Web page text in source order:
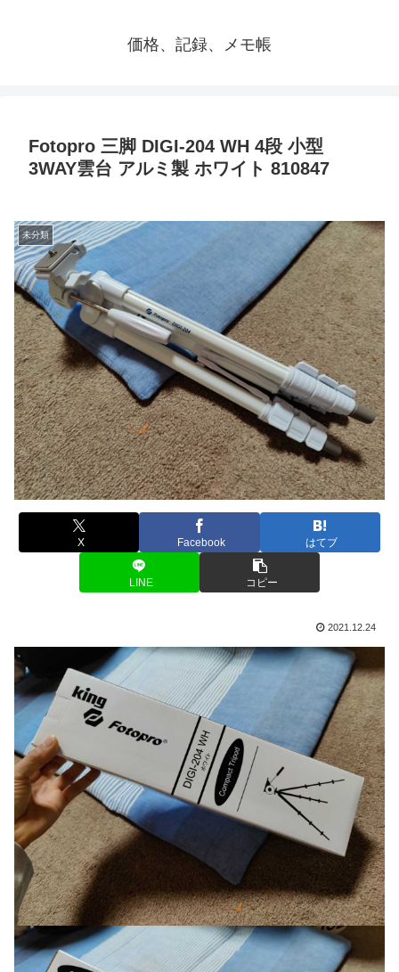
価格、記録、メモ帳
Fotopro 三脚 DIGI-204 WH 4段 小型
3WAY雲台 アルミ製 ホワイト 810847
未分類
X Facebook はてブ
LINE コピー
2021.12.24